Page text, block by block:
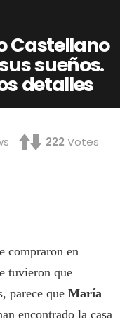
Castellano
sueños.
detalles
222 Votes
compraron en
tuvieron que
parece que María
encontrado la casa